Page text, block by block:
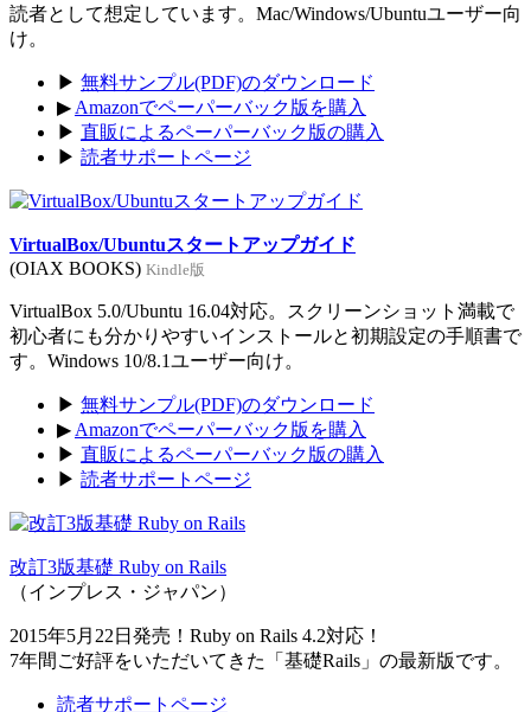
読者として想定しています。Mac/Windows/Ubuntuユーザー向
け。
▶ 無料サンプル(PDF)のダウンロード
▶ Amazonでペーパーバック版を購入
▶ 直販によるペーパーバック版の購入
▶ 読者サポートページ
VirtualBox/Ubuntuスタートアップガイド
(OIAX BOOKS) Kindle版
VirtualBox 5.0/Ubuntu 16.04対応。スクリーンショット満載で
初心者にも分かりやすいインストールと初期設定の手順書で
す。Windows 10/8.1ユーザー向け。
▶ 無料サンプル(PDF)のダウンロード
▶ Amazonでペーパーバック版を購入
▶ 直販によるペーパーバック版の購入
▶ 読者サポートページ
改訂3版基礎 Ruby on Rails
（インプレス・ジャパン）
2015年5月22日発売！Ruby on Rails 4.2対応！
7年間ご好評をいただいてきた「基礎Rails」の最新版です。
読者サポートページ